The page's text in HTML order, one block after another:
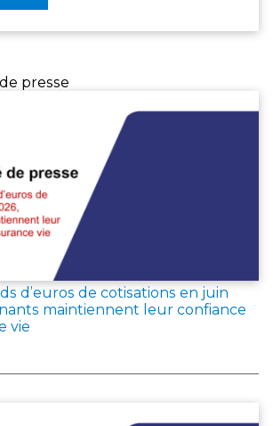
presse
d’euros de cotisations en juin
maintiennent leur confiance
vie